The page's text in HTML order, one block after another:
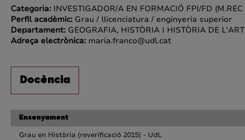
Categoria: INVESTIGADOR/A EN FORMACIÓ FPI/FD (M.REC
Perfil acadèmic: Grau / llicenciatura / enginyeria superior
Departament: GEOGRAFIA, HISTÒRIA I HISTÒRIA DE L'ART
Adreça electrònica: maria.franco@udl.cat
Docència
Ensenyament
Grau en Història (reverificació 2015) - UdL